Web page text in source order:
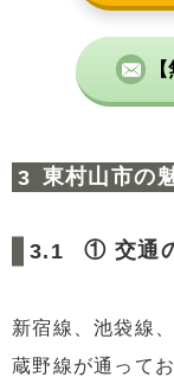
東村山市の
① 交通
新宿線、池袋線
蔵野線が通って